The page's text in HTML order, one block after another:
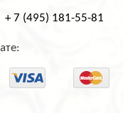
+ 7 (495) 181-55-81